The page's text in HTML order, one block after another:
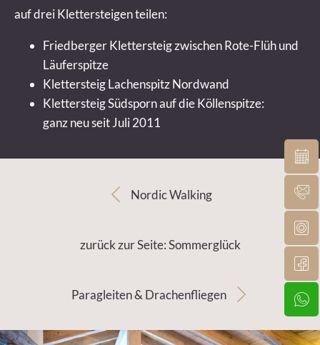
auf drei Klettersteigen teilen:
Friedberger Klettersteig zwischen Rote-Flüh und
Läuferspitze
Klettersteig Lachenspitz Nordwand
Klettersteig Südsporn auf die Köllenspitze:
ganz neu seit Juli 2011
Nordic Walking
zurück zur Seite: Sommerglück
Paragleiten & Drachenfliegen